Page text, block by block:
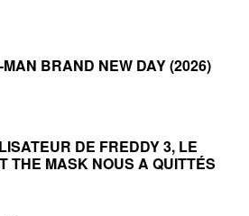
BRAND NEW DAY (2026)
DE FREDDY 3, LE
THE MASK NOUS A QUITTÉS